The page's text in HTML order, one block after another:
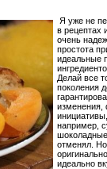
Я уже не
в рецептах
очень
простота
идеальные
Делай все
поколения
изменения,
например,
отменял.
идеально